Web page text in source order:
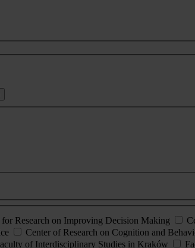
for Research on Improving Decision Making
Center of Research on Cognition and
of Interdisciplinary Studies in Kraków